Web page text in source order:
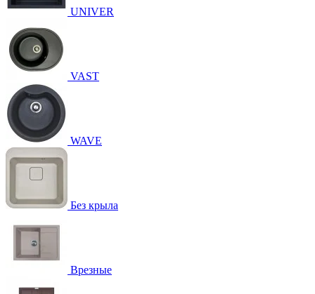
UNIVER
VAST
WAVE
Без крыла
Врезные